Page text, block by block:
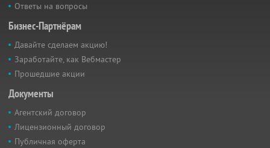
Ответы на вопросы
Бизнес-Партнёрам
Давайте сделаем акцию!
Заработайте, как Вебмастер
Прошедшие акции
Документы
Агентский договор
Лицензионный договор
Публичная оферта